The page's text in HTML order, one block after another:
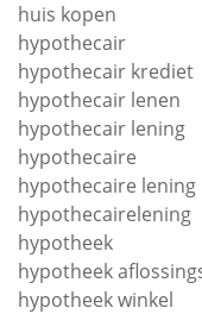
huis kopen
hypothecair
hypothecair krediet
hypothecair lenen
hypothecair lening
hypothecaire
hypothecaire lening
hypothecairelening
hypotheek
hypotheek
hypotheek winkel